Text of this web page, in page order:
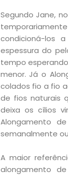
Academia
Beleza
Bora
lá!
Casa
e
Segundo Jane,
temporariamente
condicioná-los
espessura do
tempo
menor. Já o
colados fio a fio
de fios naturais
deixa os cílios
Alongamento
semanalmente
A maior
alongamento